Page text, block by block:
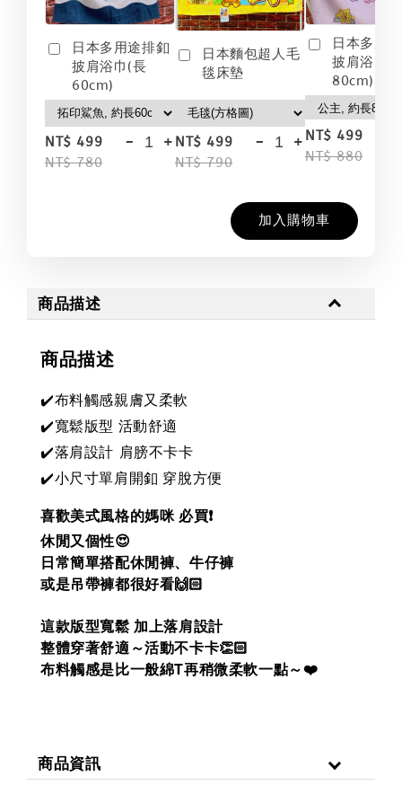
日本多用途排釦
披肩浴巾(長
60cm)
NT$ 499
NT$ 780
- +
日本麵包超人毛
毯床墊
NT$ 499
NT$ 790
- +
日本多用
披肩浴巾(
80cm)
NT$ 499
NT$ 880
加入購物車
商品描述
商品描述
✔️布料觸感親膚又柔軟
✔️寬鬆版型 活動舒適
✔️落肩設計 肩膀不卡卡
✔️小尺寸單肩開釦 穿脫方便
喜歡美式風格的媽咪 必買❗️
休閒又個性😍
日常簡單搭配休閒褲、牛仔褲
或是吊帶褲都很好看🙌🏻
這款版型寬鬆 加上落肩設計
整體穿著舒適～活動不卡卡👏🏻
布料觸感是比一般綿T再稍微柔軟一點～❤️
商品資訊